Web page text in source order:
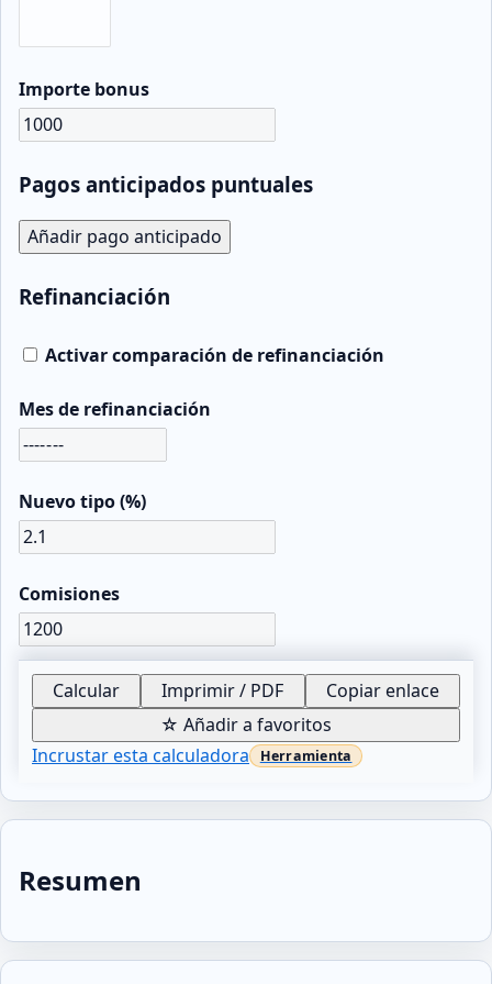
Importe bonus
Pagos anticipados puntuales
Añadir pago anticipado
Refinanciación
Activar comparación de refinanciación
Mes de refinanciación
Nuevo tipo (%)
Comisiones
Calcular Imprimir / PDF
Copiar enlace
☆ Añadir a favoritos
Incrustar esta calculadora
Resumen